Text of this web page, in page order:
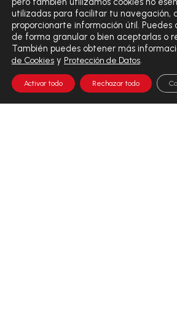
Recibirás todas las promociones y
utilizadas para facilitar tu navegación,
proporcionarte información útil. Puedes
de forma granular o bien aceptarlas o
También puedes obtener más
de Cookies y Protección de Datos.
Activar todo Rechazar todo